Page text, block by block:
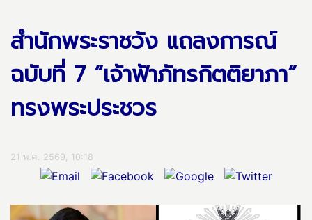
สำนักพระราชวัง แถลงการณ์
ฉบับที่ 7 “เจ้าฟ้าภัทรกิตติยาภา”
ทรงพระประชวร
21 พ.ค. 2569, 10:18